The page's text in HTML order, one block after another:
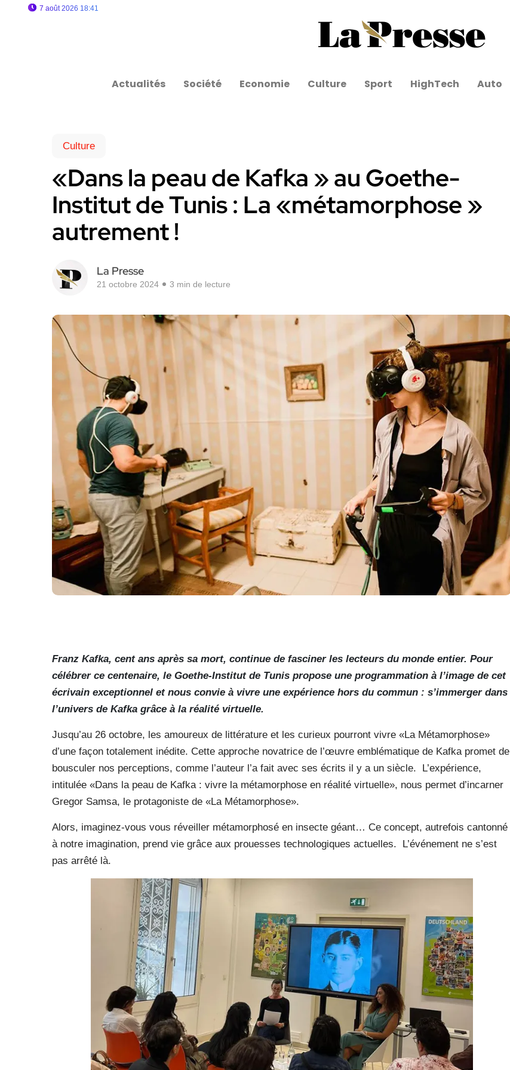
7 août 2026 18:41
Actualités Société Economie Culture Sport HighTech Auto
Culture
«Dans la peau de Kafka » au Goethe-
Institut de Tunis : La «métamorphose »
autrement !
La Presse
21 octobre 2024 3 min de lecture
Franz Kafka, cent ans après sa mort, continue de fasciner les lecteurs du monde entier. Pour
célébrer ce centenaire, le Goethe-Institut de Tunis propose une programmation à l’image de cet
écrivain exceptionnel et nous convie à vivre une expérience hors du commun : s’immerger dans
l’univers de Kafka grâce à la réalité virtuelle.
Jusqu’au 26 octobre, les amoureux de littérature et les curieux pourront vivre «La Métamorphose»
d’une façon totalement inédite. Cette approche novatrice de l’œuvre emblématique de Kafka promet de
bousculer nos perceptions, comme l’auteur l’a fait avec ses écrits il y a un siècle.
L’expérience,
intitulée «Dans la peau de Kafka : vivre la métamorphose en réalité virtuelle», nous permet d’incarner
Gregor Samsa, le protagoniste de «La Métamorphose».
Alors, imaginez-vous vous réveiller métamorphosé en insecte géant… Ce concept, autrefois cantonné
à notre imagination, prend vie grâce aux prouesses technologiques actuelles.
L’événement ne s’est
pas arrêté là.